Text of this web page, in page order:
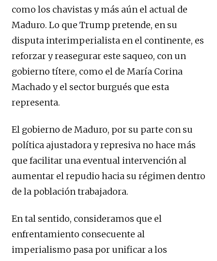
como los chavistas y más aún el actual de
Maduro. Lo que Trump pretende, en su
disputa interimperialista en el continente, es
reforzar y reasegurar este saqueo, con un
gobierno títere, como el de María Corina
Machado y el sector burgués que esta
representa.
El gobierno de Maduro, por su parte con su
política ajustadora y represiva no hace más
que facilitar una eventual intervención al
aumentar el repudio hacia su régimen dentro
de la población trabajadora.
En tal sentido, consideramos que el
enfrentamiento consecuente al
imperialismo pasa por unificar a los